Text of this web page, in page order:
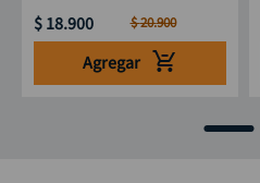
$ 18.900 $20.900
Agregar